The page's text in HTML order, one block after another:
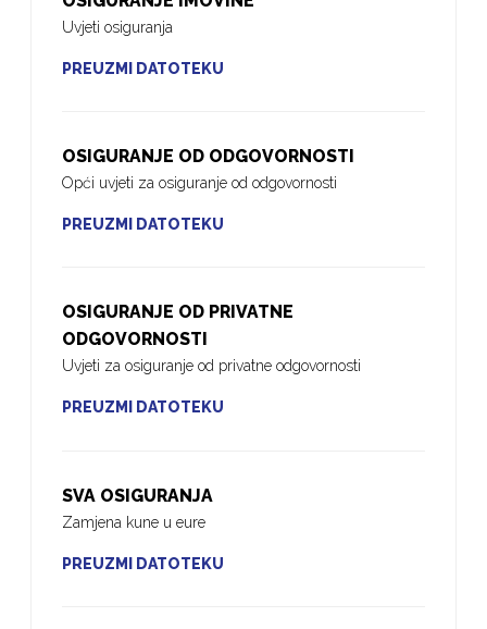
Uvjeti osiguranja
PREUZMI DATOTEKU
OSIGURANJE OD ODGOVORNOSTI
Opći uvjeti za osiguranje od odgovornosti
PREUZMI DATOTEKU
OSIGURANJE OD PRIVATNE
ODGOVORNOSTI
Uvjeti za osiguranje od privatne odgovornosti
PREUZMI DATOTEKU
SVA OSIGURANJA
Zamjena kune u eure
PREUZMI DATOTEKU